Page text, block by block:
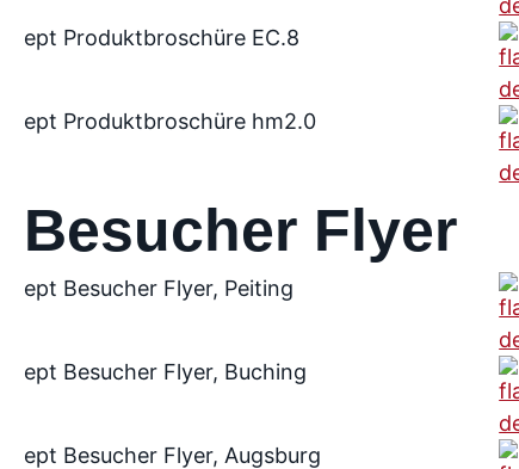
ept Produktbroschüre EC.8
ept Produktbroschüre hm2.0
Besucher Flyer
ept Besucher Flyer, Peiting
ept Besucher Flyer, Buching
ept Besucher Flyer, Augsburg